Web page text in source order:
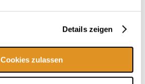
Details zeigen
Cookies zulassen
(textil, ab 0 J.)